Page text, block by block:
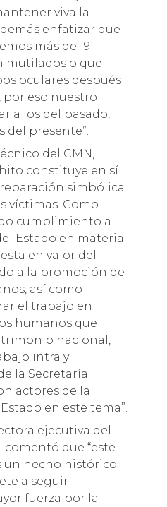
viva la
enfatizar que
más de 19
mutilados o que
oculares después
por eso nuestro
a los del pasado,
del presente”.
del CMN,
hito constituye en sí
simbólica
víctimas. Como
cumplimiento a
Estado en materia
en valor del
a la promoción de
así como
el trabajo en
humanos que
nacional,
intra y
la Secretaría
actores de la
en este tema”.
ejecutiva del
comentó que “este
un hecho histórico
a seguir
fuerza por la